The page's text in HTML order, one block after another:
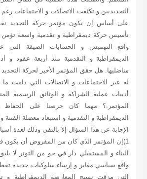
التجديديين و تكثفت الاتصالات و الاجتماعات
على أساس إن يكون مؤتمر حركة التجديد
تأسيس حركة ديمقراطية و تقدمية واسعة تؤمن
واقع التهميش و الحسابات الضيقة التي
الديمقراطية و التقدمية منذ أربعة عقود و
مناضليها. هل حقق المؤتمر الأخير لحركة
له عبر الاجتماعات و الاتصالات التي دامت ما
أدبيات عملية الشراكة و الوثائق الرسمية
المؤتمر.؟ مهما كان حرصنا على
الديمقراطية و التقدمية و استبعاد معضلة
الإجابة عن هذا السؤال إلا بالنفي وذلك لعدة
1)إن المؤتمر الذي كان من المفروض أن يكون
البناء و المستقبلي دار في جو من التوتر لا
واقع سياسي مغاير و إرساء سلوكيات جديدة تقطع
التي مزقت نسيج المعارضة الديمقراطية و